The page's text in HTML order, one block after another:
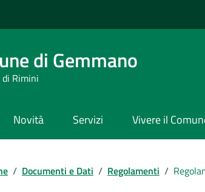
di Gemmano
Rimini
Novità Servizi Vivere il
/ Documenti e Dati / Regolamenti /